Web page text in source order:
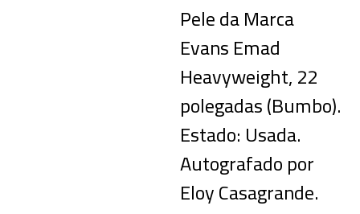
Pele da Marca
Evans Emad
Heavyweight, 22
polegadas (Bumbo).
Estado: Usada.
Autografado por
Eloy Casagrande.